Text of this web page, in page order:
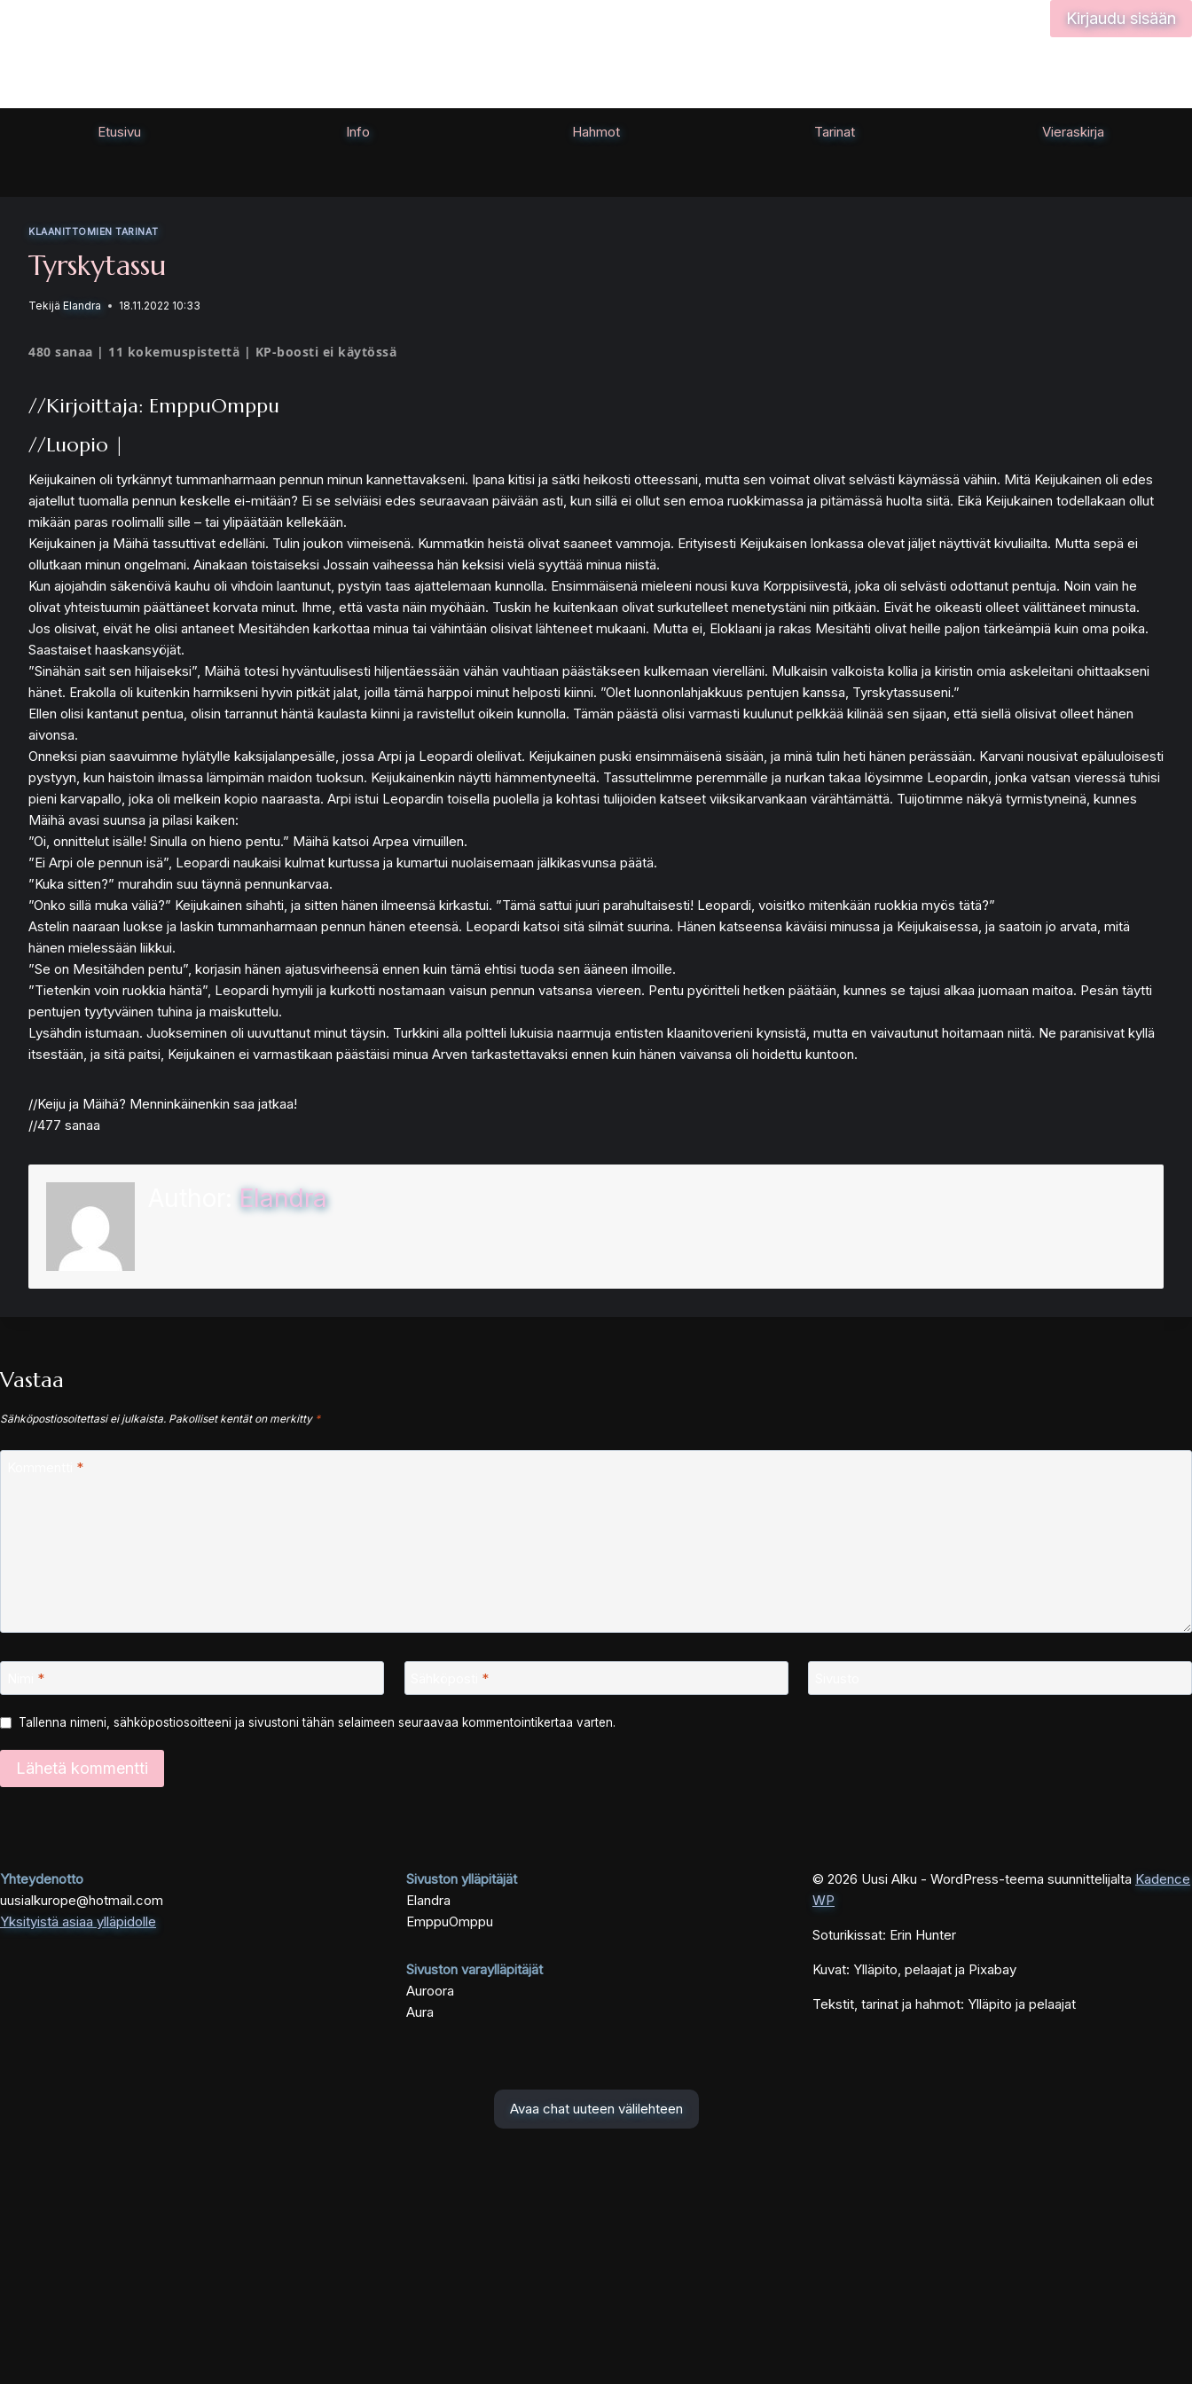
Kirjaudu sisään
Etusivu Info Hahmot Tarinat Vieraskirja
KLAANITTOMIEN TARINAT
Tyrskytassu
Tekijä Elandra 18.11.2022 10:33
480 sanaa | 11 kokemuspistettä | KP-boosti ei käytössä
//Kirjoittaja: EmppuOmppu
//Luopio |
Keijukainen oli tyrkännyt tummanharmaan pennun minun kannettavakseni. Ipana kitisi ja sätki heikosti otteessani, mutta sen voimat olivat selvästi käymässä vähiin. Mitä Keijukainen oli edes
ajatellut tuomalla pennun keskelle ei-mitään? Ei se selviäisi edes seuraavaan päivään asti, kun sillä ei ollut sen emoa ruokkimassa ja pitämässä huolta siitä. Eikä Keijukainen todellakaan ollut
mikään paras roolimalli sille – tai ylipäätään kellekään.
Keijukainen ja Mäihä tassuttivat edelläni. Tulin joukon viimeisenä. Kummatkin heistä olivat saaneet vammoja. Erityisesti Keijukaisen lonkassa olevat jäljet näyttivät kivuliailta. Mutta sepä ei
ollutkaan minun ongelmani. Ainakaan toistaiseksi Jossain vaiheessa hän keksisi vielä syyttää minua niistä.
Kun ajojahdin säkenöivä kauhu oli vihdoin laantunut, pystyin taas ajattelemaan kunnolla. Ensimmäisenä mieleeni nousi kuva Korppisiivestä, joka oli selvästi odottanut pentuja. Noin vain he
olivat yhteistuumin päättäneet korvata minut. Ihme, että vasta näin myöhään. Tuskin he kuitenkaan olivat surkutelleet menetystäni niin pitkään. Eivät he oikeasti olleet välittäneet minusta.
Jos olisivat, eivät he olisi antaneet Mesitähden karkottaa minua tai vähintään olisivat lähteneet mukaani. Mutta ei, Eloklaani ja rakas Mesitähti olivat heille paljon tärkeämpiä kuin oma poika.
Saastaiset haaskansyöjät.
”Sinähän sait sen hiljaiseksi”, Mäihä totesi hyväntuulisesti hiljentäessään vähän vauhtiaan päästäkseen kulkemaan vierelläni. Mulkaisin valkoista kollia ja kiristin omia askeleitani ohittaakseni
hänet. Erakolla oli kuitenkin harmikseni hyvin pitkät jalat, joilla tämä harppoi minut helposti kiinni. ”Olet luonnonlahjakkuus pentujen kanssa, Tyrskytassuseni.”
Ellen olisi kantanut pentua, olisin tarrannut häntä kaulasta kiinni ja ravistellut oikein kunnolla. Tämän päästä olisi varmasti kuulunut pelkkää kilinää sen sijaan, että siellä olisivat olleet hänen
aivonsa.
Onneksi pian saavuimme hylätylle kaksijalanpesälle, jossa Arpi ja Leopardi oleilivat. Keijukainen puski ensimmäisenä sisään, ja minä tulin heti hänen perässään. Karvani nousivat epäluuloisesti
pystyyn, kun haistoin ilmassa lämpimän maidon tuoksun. Keijukainenkin näytti hämmentyneeltä. Tassuttelimme peremmälle ja nurkan takaa löysimme Leopardin, jonka vatsan vieressä tuhisi
pieni karvapallo, joka oli melkein kopio naaraasta. Arpi istui Leopardin toisella puolella ja kohtasi tulijoiden katseet viiksikarvankaan värähtämättä. Tuijotimme näkyä tyrmistyneinä, kunnes
Mäihä avasi suunsa ja pilasi kaiken:
”Oi, onnittelut isälle! Sinulla on hieno pentu.” Mäihä katsoi Arpea virnuillen.
”Ei Arpi ole pennun isä”, Leopardi naukaisi kulmat kurtussa ja kumartui nuolaisemaan jälkikasvunsa päätä.
”Kuka sitten?” murahdin suu täynnä pennunkarvaa.
”Onko sillä muka väliä?” Keijukainen sihahti, ja sitten hänen ilmeensä kirkastui. ”Tämä sattui juuri parahultaisesti! Leopardi, voisitko mitenkään ruokkia myös tätä?”
Astelin naaraan luokse ja laskin tummanharmaan pennun hänen eteensä. Leopardi katsoi sitä silmät suurina. Hänen katseensa käväisi minussa ja Keijukaisessa, ja saatoin jo arvata, mitä
hänen mielessään liikkui.
”Se on Mesitähden pentu”, korjasin hänen ajatusvirheensä ennen kuin tämä ehtisi tuoda sen ääneen ilmoille.
”Tietenkin voin ruokkia häntä”, Leopardi hymyili ja kurkotti nostamaan vaisun pennun vatsansa viereen. Pentu pyöritteli hetken päätään, kunnes se tajusi alkaa juomaan maitoa. Pesän täytti
pentujen tyytyväinen tuhina ja maiskuttelu.
Lysähdin istumaan. Juokseminen oli uuvuttanut minut täysin. Turkkini alla poltteli lukuisia naarmuja entisten klaanitoverieni kynsistä, mutta en vaivautunut hoitamaan niitä. Ne paranisivat kyllä
itsestään, ja sitä paitsi, Keijukainen ei varmastikaan päästäisi minua Arven tarkastettavaksi ennen kuin hänen vaivansa oli hoidettu kuntoon.
//Keiju ja Mäihä? Menninkäinenkin saa jatkaa!
//477 sanaa
Elandra
Vastaa
Sähköpostiosoitettasi ei julkaista. Pakolliset kentät on merkitty *
*
* *
Tallenna nimeni, sähköpostiosoitteeni ja sivustoni tähän selaimeen seuraavaa kommentointikertaa varten.
Yhteydenotto
uusialkurope@hotmail.com
Yksityistä asiaa ylläpidolle
Sivuston ylläpitäjät
Elandra
EmppuOmppu
Sivuston varaylläpitäjät
Auroora
Aura
© 2026 Uusi Alku - WordPress-teema suunnittelijalta Kadence
WP
Soturikissat: Erin Hunter
Kuvat: Ylläpito, pelaajat ja Pixabay
Tekstit, tarinat ja hahmot: Ylläpito ja pelaajat
Avaa chat uuteen välilehteen